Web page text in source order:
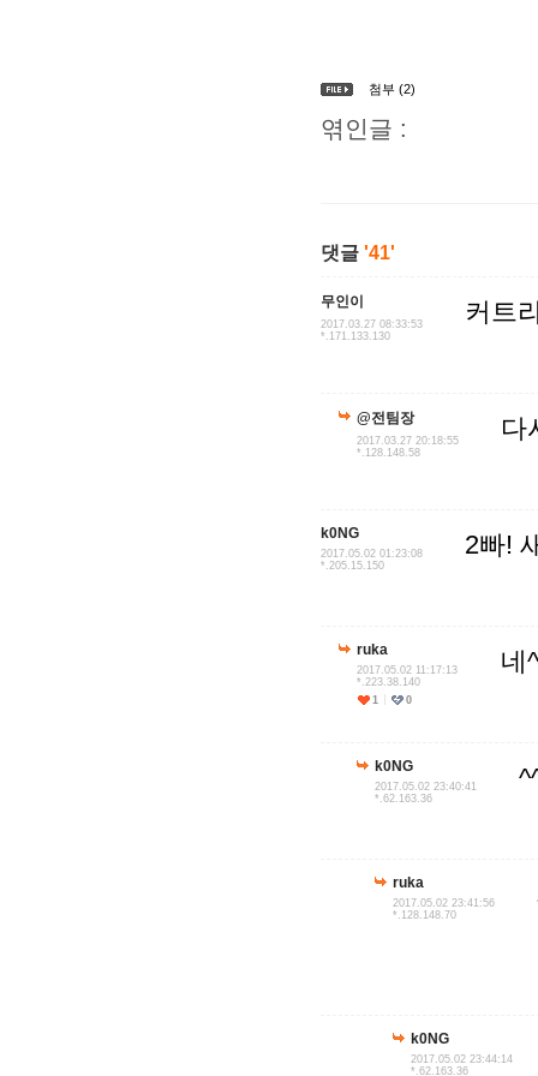
첨부 (2)
엮인글 :
댓글 '41'
무인이
2017.03.27 08:33:53
*.171.133.130
커트
@전팀장
2017.03.27 20:18:55
*.128.148.58
다
k0NG
2017.05.02 01:23:08
*.205.15.150
2빠!
ruka
2017.05.02 11:17:13
*.223.38.140
1
0
네
k0NG
2017.05.02 23:40:41
*.62.163.36
ruka
2017.05.02 23:41:56
*.128.148.70
k0NG
2017.05.02 23:44:14
*.62.163.36